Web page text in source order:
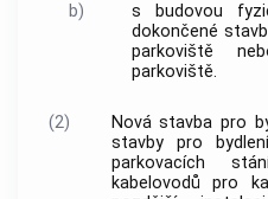
b)
s budovou
dokončené
parkoviště
parkoviště.
(2)
Nová stavba pro
stavby pro
parkovacích
kabelovodů pro